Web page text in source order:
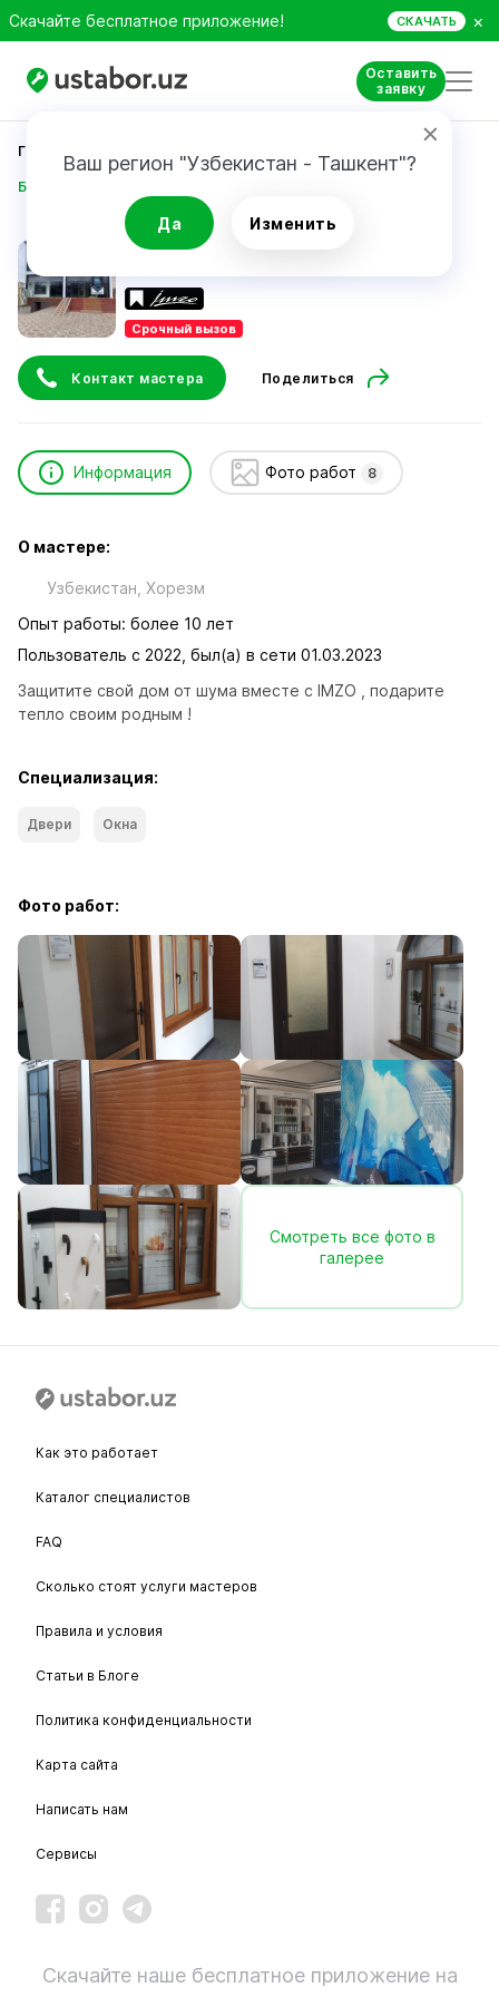
Скачайте бесплатное приложение! СКАЧАТЬ ×
Оставить
заявку
Ваш регион "Узбекистан - Ташкент"?
Да Изменить
Главная
Бабадинов Дилшод
Бабадинов Дилшод
Срочный вызов
Контакт мастера Поделиться
Информация Фото работ 8
О мастере:
Узбекистан, Хорезм
Опыт работы: более 10 лет
Пользователь с 2022, был(а) в сети 01.03.2023
Защитите свой дом от шума вместе с IMZO , подарите
тепло своим родным !
Специализация:
Двери Окна
Фото работ:
Смотреть все фото в
галерее
Как это работает
Каталог специалистов
FAQ
Сколько стоят услуги мастеров
Правила и условия
Статьи в Блоге
Политика конфиденциальности
Карта сайта
Написать нам
Сервисы
Скачайте наше бесплатное приложение на